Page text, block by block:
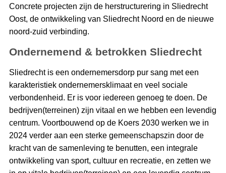
Concrete projecten zijn de herstructurering in Sliedrecht
Oost, de ontwikkeling van Sliedrecht Noord en de nieuwe
noord-zuid verbinding.
Ondernemend & betrokken Sliedrecht
Sliedrecht is een ondernemersdorp pur sang met een
karakteristiek ondernemersklimaat en veel sociale
verbondenheid. Er is voor iedereen genoeg te doen. De
bedrijven(terreinen) zijn vitaal en we hebben een levendig
centrum. Voortbouwend op de Koers 2030 werken we in
2024 verder aan een sterke gemeenschapszin door de
kracht van de samenleving te benutten, een integrale
ontwikkeling van sport, cultuur en recreatie, en zetten we